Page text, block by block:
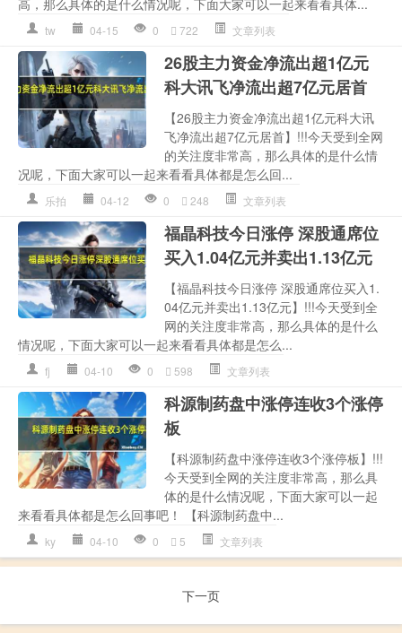
高，那么具体的是什么情况呢，下面大家可以一起来看看具体...
tw 04-15 0 722 文章列表
26股主力资金净流出超1亿元
科大讯飞净流出超7亿元居首
【26股主力资金净流出超1亿元科大讯
飞净流出超7亿元居首】!!!今天受到全网
的关注度非常高，那么具体的是什么情
况呢，下面大家可以一起来看看具体都是怎么回...
乐拍 04-12 0 248 文章列表
福晶科技今日涨停 深股通席位
买入1.04亿元并卖出1.13亿元
【福晶科技今日涨停 深股通席位买入1.
04亿元并卖出1.13亿元】!!!今天受到全
网的关注度非常高，那么具体的是什么
情况呢，下面大家可以一起来看看具体都是怎么...
fj 04-10 0 598 文章列表
科源制药盘中涨停连收3个涨停
板
【科源制药盘中涨停连收3个涨停板】!!!
今天受到全网的关注度非常高，那么具
体的是什么情况呢，下面大家可以一起
来看看具体都是怎么回事吧！ 【科源制药盘中...
ky 04-10 0 5 文章列表
下一页